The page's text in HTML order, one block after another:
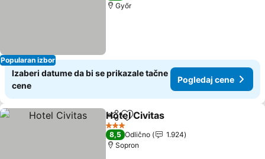
Popularan izbor
Győr
Izaberi datume da bi se prikazale tačne
cene
Pogledaj cene
Deli Dodati u favorite
Hotel Civitas
3 Zvezdice
8,5 Odlično
1.924
Sopron